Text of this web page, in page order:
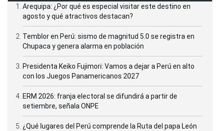
Arequipa: ¿Por qué es especial visitar este destino en
agosto y qué atractivos destacan?
Temblor en Perú: sismo de magnitud 5.0 se registra en
Chupaca y genera alarma en población
Presidenta Keiko Fujimori: Vamos a dejar a Perú en alto
con los Juegos Panamericanos 2027
ERM 2026: franja electoral se difundirá a partir de
setiembre, señala ONPE
¿Qué lugares del Perú comprende la Ruta del papa León